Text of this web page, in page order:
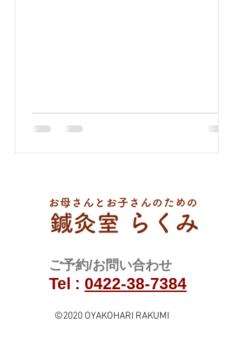
​ご予約/お問い合わせ
Tel : 0422-38-7384
©2020 OYAKOHARI RAKUMI